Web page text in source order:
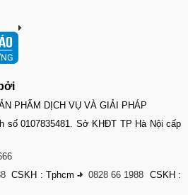
PHẨM DỊCH VỤ VÀ GIẢI PHÁP
số 0107835481. Sở KHĐT TP Hà Nội cấp
CSKH : Tphcm- 0828 66 1988 CSKH :